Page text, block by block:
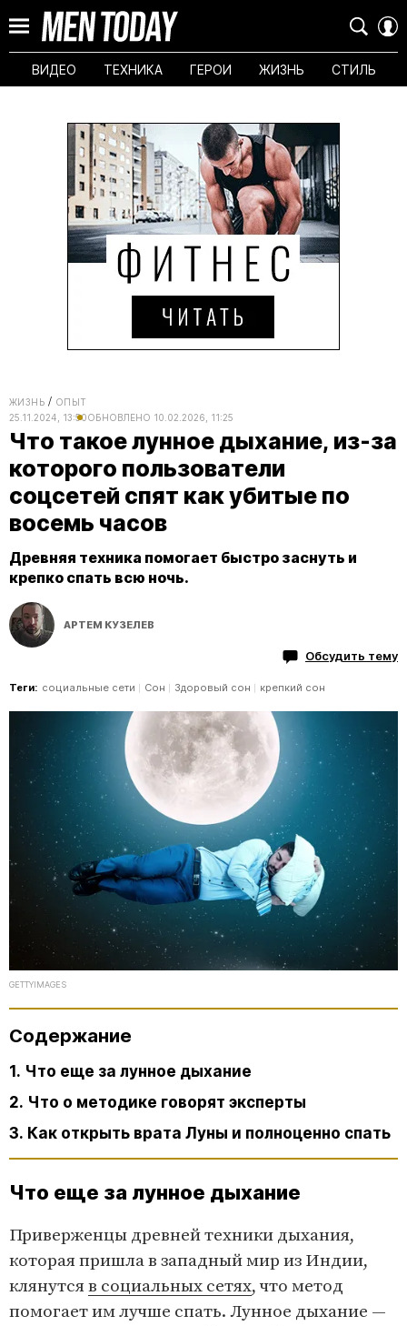
ВИДЕО ТЕХНИКА ГЕРОИ ЖИЗНЬ СТИЛЬ
ЖИЗНЬ
ОПЫТ
25.11.2024, 13:50ОБНОВЛЕНО 10.02.2026, 11:25
Что такое лунное дыхание, из-за
которого пользователи
соцсетей спят как убитые по
восемь часов
Древняя техника помогает быстро заснуть и
крепко спать всю ночь.
АРТЕМ КУЗЕЛЕВ
Обсудить тему
Теги: социальные сети Сон Здоровый сон крепкий сон
GETTYIMAGES
Содержание
1. Что еще за лунное дыхание
2. Что о методике говорят эксперты
3. Как открыть врата Луны и полноценно спать
Что еще за лунное дыхание
Приверженцы древней техники дыхания,
которая пришла в западный мир из Индии,
клянутсяв социальных сетях, что метод
помогает им лучше спать. Лунное дыхание —